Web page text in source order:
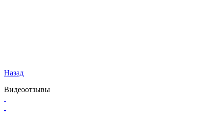
Назад
Видеоотзывы